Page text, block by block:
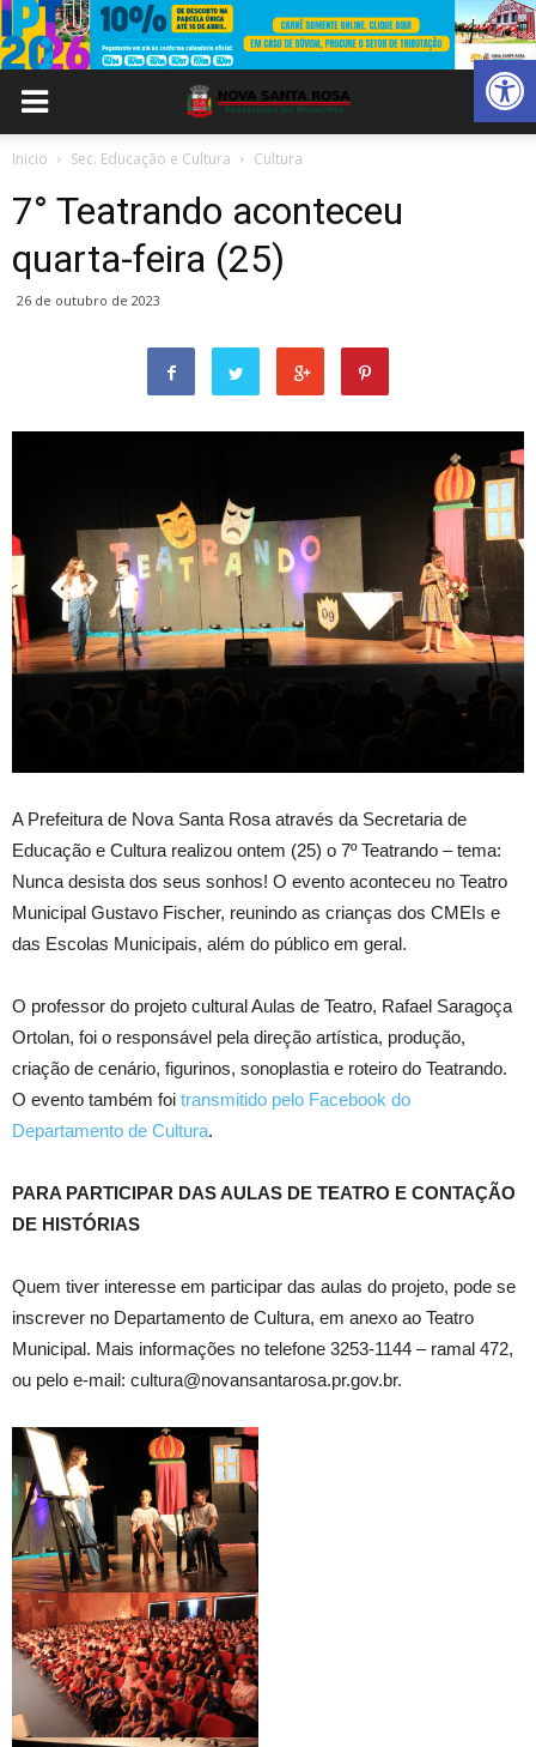
Abrir
Inicio Sec. Educação e Cultura Cultura
7° Teatrando aconteceu
quarta-feira (25)
26 de outubro de 2023
A Prefeitura de Nova Santa Rosa através da Secretaria de
Educação e Cultura realizou ontem (25) o 7º Teatrando – tema:
Nunca desista dos seus sonhos! O evento aconteceu no Teatro
Municipal Gustavo Fischer, reunindo as crianças dos CMEIs e
das Escolas Municipais, além do público em geral.
O professor do projeto cultural Aulas de Teatro, Rafael Saragoça
Ortolan, foi o responsável pela direção artística, produção,
criação de cenário, figurinos, sonoplastia e roteiro do Teatrando.
O evento também foi transmitido pelo Facebook do
Departamento de Cultura.
PARA PARTICIPAR DAS AULAS DE TEATRO E CONTAÇÃO
DE HISTÓRIAS
Quem tiver interesse em participar das aulas do projeto, pode se
inscrever no Departamento de Cultura, em anexo ao Teatro
Municipal. Mais informações no telefone 3253-1144 – ramal 472,
ou pelo e-mail: cultura@novansantarosa.pr.gov.br.